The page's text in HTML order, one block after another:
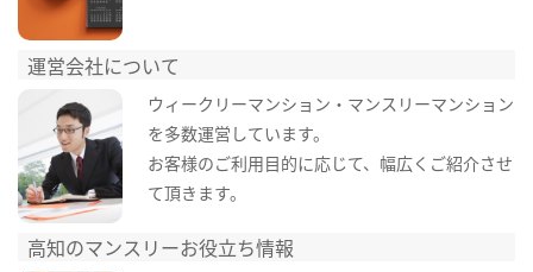
運営会社について
ウィークリーマンション・マンスリーマンション
を多数運営しています。
お客様のご利用目的に応じて、幅広くご紹介させ
て頂きます。
高知のマンスリーお役立ち情報